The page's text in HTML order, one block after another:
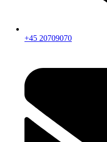
+45 20709070